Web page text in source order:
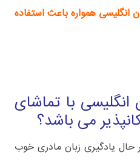
انگلیسی همواره باعث استفاده
انگلیسی با تماشای
می باشد؟
حال یادگیری زبان مادری خوب